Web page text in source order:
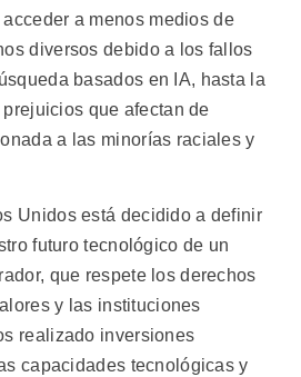
a menos medios de
diversos debido a los fallos
basados en IA, hasta la
que afectan de
a las minorías raciales y
Unidos está decidido a definir
futuro tecnológico de un
que respete los derechos
y las instituciones
realizado inversiones
capacidades tecnológicas y